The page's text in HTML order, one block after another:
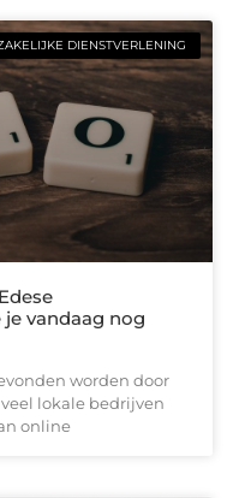
DIENSTVERLENING
vandaag nog
worden door
lokale bedrijven
online